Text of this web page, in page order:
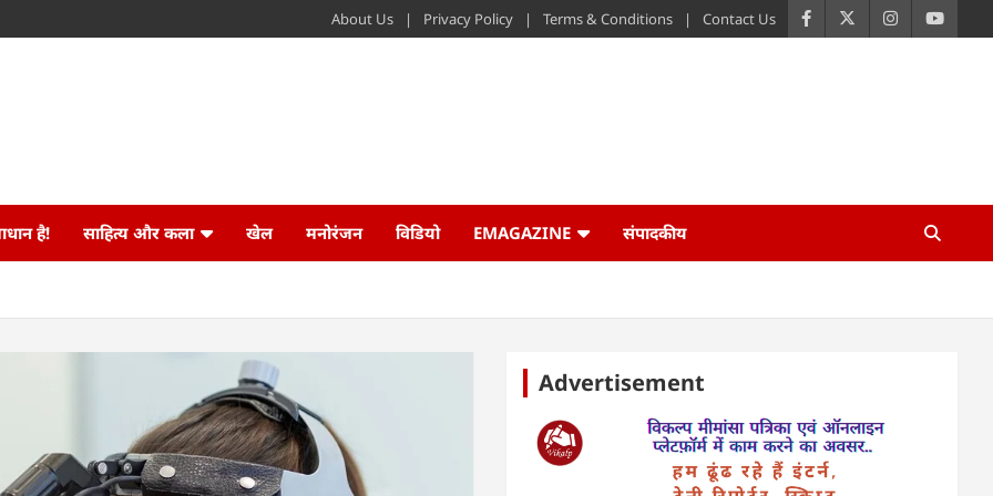
About Us Privacy Policy Terms & Conditions Contact Us
है! साहित्य और कला खेल मनोरंजन विडियो EMAGAZINE संपादकीय
Advertisement